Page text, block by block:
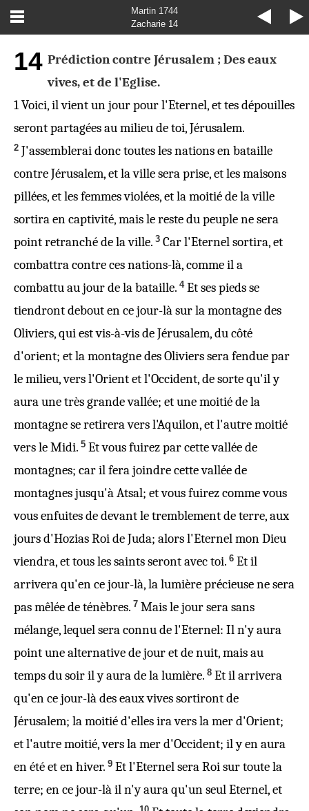
Martin 1744
Zacharie 14
14 Prédiction contre Jérusalem ; Des eaux
vives, et de l'Eglise.
1Voici, il vient un jour pour l'Eternel, et tes dépouilles
seront partagées au milieu de toi,Jérusalem.
2 J'assemblerai donc toutes les nations en bataille
contre Jérusalem, et la ville sera prise, et les maisons
pillées, et les femmes violées, et la moitié de la ville
sortira en captivité, mais le reste du peuple ne sera
point retranché de la ville. 3 Car l'Eternel sortira, et
combattra contre ces nations-là, comme il a
combattu au jour de la bataille. 4 Et ses pieds se
tiendront debout en ce jour-là sur la montagne des
Oliviers, qui est vis-à-vis de Jérusalem, du côté
d'orient; et la montagne des Oliviers sera fendue par
le milieu, vers l'Orient et l'Occident, de sorte qu'il y
aura une très grande vallée; et une moitié de la
montagne se retirera vers l'Aquilon, et l'autre moitié
vers le Midi. 5 Et vous fuirez par cette vallée de
montagnes; car il fera joindre cette vallée de
montagnes jusqu'à Atsal; et vous fuirez comme vous
vous enfuites de devant le tremblement de terre, aux
jours d'Hozias Roi de Juda; alors l'Eternel mon Dieu
viendra, et tous les saints seront avec toi. 6 Et il
arrivera qu'en ce jour-là, la lumière précieuse ne sera
pas mêlée de ténèbres. 7 Mais le jour sera sans
mélange, lequel sera connu de l'Eternel: Il n'y aura
point une alternative de jour et de nuit, mais au
temps du soir il y aura de la lumière. 8 Et il arrivera
qu'en ce jour-là des eaux vives sortiront de
Jérusalem; la moitié d'elles ira vers la mer d'Orient;
et l'autre moitié, vers la mer d'Occident; il y en aura
en été et en hiver. 9 Et l'Eternel sera Roi sur toute la
terre; en ce jour-là il n'y aura qu'un seul Eternel, et